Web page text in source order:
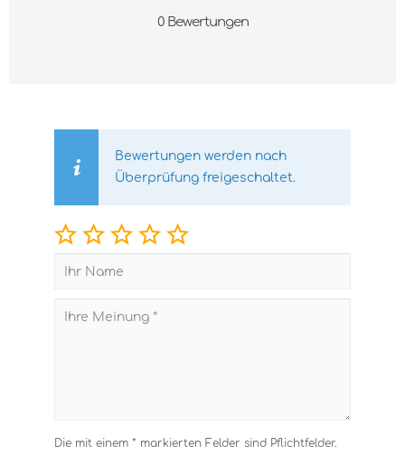
0 Bewertungen
Bewertungen werden nach
Überprüfung freigeschaltet.
Die mit einem * markierten Felder sind Pflichtfelder.